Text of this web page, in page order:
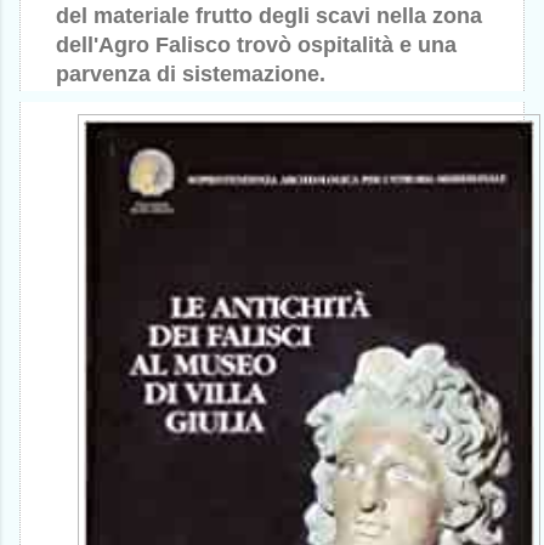
del materiale frutto degli scavi nella zona
dell'Agro Falisco trovò ospitalità e una
parvenza di sistemazione.